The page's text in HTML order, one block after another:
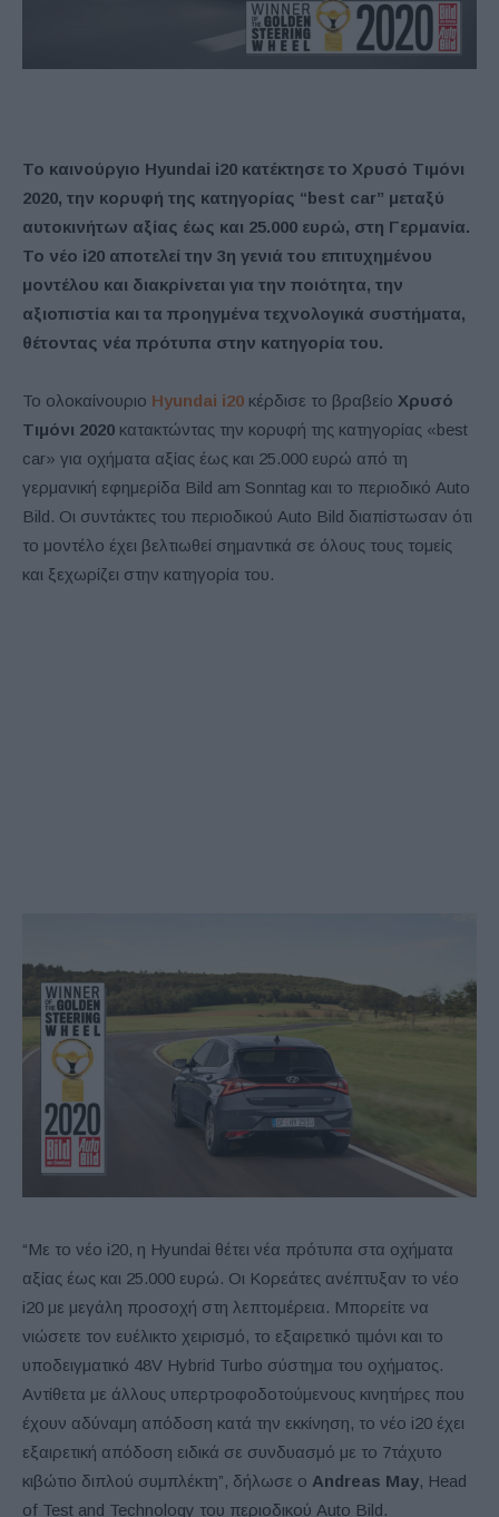
Το καινούργιο Hyundai i20 κατέκτησε το Χρυσό Τιμόνι
2020, την κορυφή της κατηγορίας “best car” μεταξύ
αυτοκινήτων αξίας έως και 25.000 ευρώ, στη Γερμανία.
Το νέο i20 αποτελεί την 3η γενιά του επιτυχημένου
μοντέλου και διακρίνεται για την ποιότητα, την
αξιοπιστία και τα προηγμένα τεχνολογικά συστήματα,
θέτοντας νέα πρότυπα στην κατηγορία του.
Το ολοκαίνουριο Hyundai i20 κέρδισε το βραβείο Χρυσό
Τιμόνι 2020 κατακτώντας την κορυφή της κατηγορίας «best
car» για οχήματα αξίας έως και 25.000 ευρώ από τη
γερμανική εφημερίδα Bild am Sonntag και το περιοδικό Auto
Bild. Οι συντάκτες του περιοδικού Auto Bild διαπίστωσαν ότι
το μοντέλο έχει βελτιωθεί σημαντικά σε όλους τους τομείς
και ξεχωρίζει στην κατηγορία του.
“Με το νέο i20, η Hyundai θέτει νέα πρότυπα στα οχήματα
αξίας έως και 25.000 ευρώ. Οι Κορεάτες ανέπτυξαν το νέο
i20 με μεγάλη προσοχή στη λεπτομέρεια. Μπορείτε να
νιώσετε τον ευέλικτο χειρισμό, το εξαιρετικό τιμόνι και το
υποδειγματικό 48V Hybrid Turbo σύστημα του οχήματος.
Αντίθετα με άλλους υπερτροφοδοτούμενους κινητήρες που
έχουν αδύναμη απόδοση κατά την εκκίνηση, το νέο i20 έχει
εξαιρετική απόδοση ειδικά σε συνδυασμό με το 7τάχυτο
κιβώτιο διπλού συμπλέκτη”, δήλωσε ο Andreas May, Head
of Test and Technology του περιοδικού Auto Bild.